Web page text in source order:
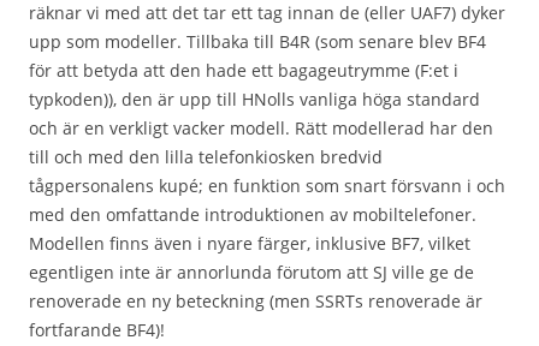
räknar vi med att det tar ett tag innan de (eller UAF7) dyker
upp som modeller. Tillbaka till B4R (som senare blev BF4
för att betyda att den hade ett bagageutrymme (F:et i
typkoden)), den är upp till HNolls vanliga höga standard
och är en verkligt vacker modell. Rätt modellerad har den
till och med den lilla telefonkiosken bredvid
tågpersonalens kupé; en funktion som snart försvann i och
med den omfattande introduktionen av mobiltelefoner.
Modellen finns även i nyare färger, inklusive BF7, vilket
egentligen inte är annorlunda förutom att SJ ville ge de
renoverade en ny beteckning (men SSRTs renoverade är
fortfarande BF4)!